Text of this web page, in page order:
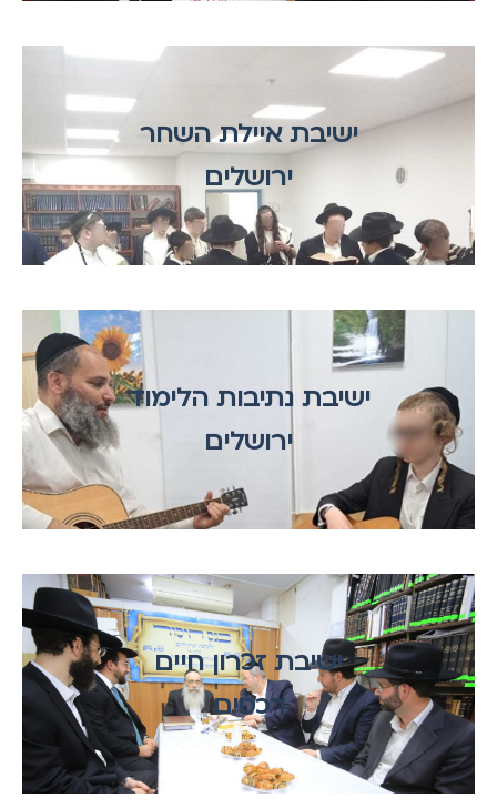
ישיבת איילת השחר
ירושלים
ישיבת נתיבות הלימוד
ירושלים
ישיבת זכרון חיים
רכסים